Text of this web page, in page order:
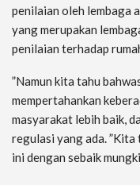
penilaian oleh lembaga
yang merupakan
penilaian terhadap
”Namun kita tahu
mempertahankan
masyarakat lebih baik,
regulasi yang ada.
ini dengan sebaik